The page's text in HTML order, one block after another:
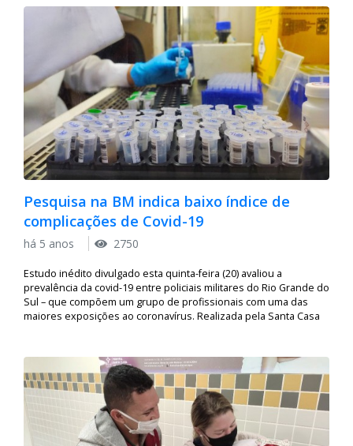
Pesquisa na BM indica baixo índice de
complicações de Covid-19
há 5 anos 2750
Estudo inédito divulgado esta quinta-feira (20) avaliou a
prevalência da covid-19 entre policiais militares do Rio Grande do
Sul – que compõem um grupo de profissionais com uma das
maiores exposições ao coronavírus. Realizada pela Santa Casa